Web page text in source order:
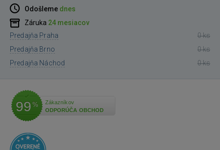
Odošleme dnes
Záruka 24 mesiacov
Predajňa Praha
0 ks
Predajňa Brno
0 ks
Predajňa Náchod
0 ks
99 %
Zákazníkov
ODPORÚČA OBCHOD